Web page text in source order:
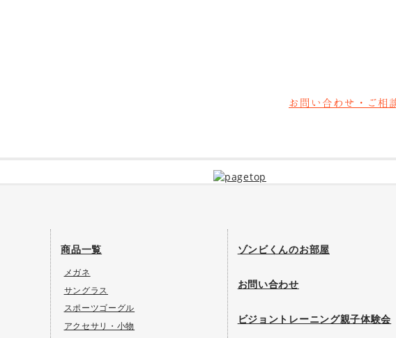
お問い合わせ・ご相
商品一覧
メガネ
サングラス
スポーツゴーグル
アクセサリ・小物
ゾンビくんのお部屋
お問い合わせ
ビジョントレーニング親子体験会